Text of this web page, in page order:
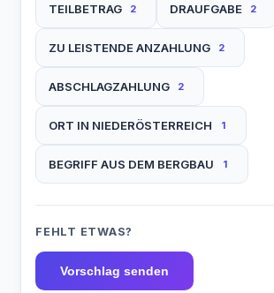
TEILBETRAG 2 DRAUFGABE 2
ZU LEISTENDE ANZAHLUNG 2
ABSCHLAGZAHLUNG 2
ORT IN NIEDERÖSTERREICH 1
BEGRIFF AUS DEM BERGBAU 1
FEHLT ETWAS?
Vorschlag senden